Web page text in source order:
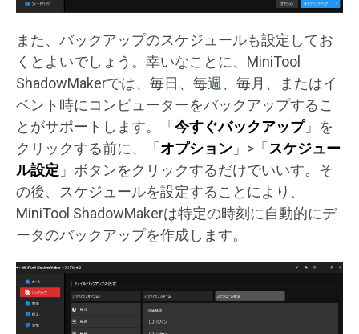
また、バックアップのスケジュールも設定してお
くとよいでしょう。幸いなことに、MiniTool
ShadowMakerでは、毎日、毎週、毎月、またはイ
ベント時にコンピューターをバックアップするこ
とがサポートします。「今すぐバックアップ」を
クリックする前に、「オプション 」>「スケジュー
ル設定 」ボタンをクリックするだけでいいす。そ
の後、スケジュールを設定することにより、
MiniTool ShadowMakerは特定の時刻に自動的にデ
ータのバックアップを作成します。